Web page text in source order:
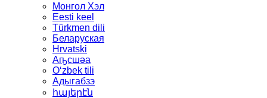
Монгол Хэл
Eesti keel
Türkmen dili
Беларуская
Hrvatski
Аҧсшәа
Oʻzbek tili
Адыгабзэ
հայերէն